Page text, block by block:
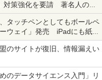
対策強化を要請 著名人の写
対策として
タッチペンとしてもボールペ
ウェイ」発売 iPadにも紙に
のサイトが復旧、情報漏えい
のデータサイエンス入門」リ